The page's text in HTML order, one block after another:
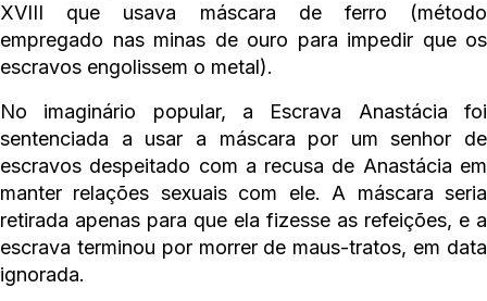
XVIII que usava máscara de ferro (método
empregado nas minas de ouro para impedir que os
escravos engolissem o metal).
No imaginário popular, a Escrava Anastácia foi
sentenciada a usar a máscara por um senhor de
escravos despeitado com a recusa de Anastácia em
manter relações sexuais com ele. A máscara seria
retirada apenas para que ela fizesse as refeições, e a
escrava terminou por morrer de maus-tratos, em data
ignorada.